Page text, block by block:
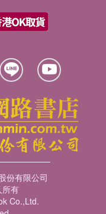
份有限公司
所有
Co.,Ltd.